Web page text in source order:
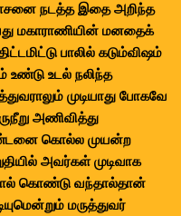
நடத்த இதை அறிந்த
மகாராணியின் மனதைக்
பாலில் கடும்விஷம்
உண்டு உடல் நலிந்த
முடியாது போகவே
அணிவித்து
கொல்ல முயன்ற
அவர்கள் முடிவாக
கொண்டு வந்தால்தான்
மருத்துவர்